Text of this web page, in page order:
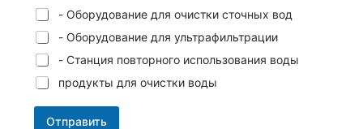
- Оборудование для очистки сточных вод
- Оборудование для ультрафильтрации
- Станция повторного использования воды
продукты для очистки воды
Отправить